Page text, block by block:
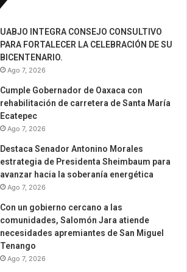
UABJO INTEGRA CONSEJO CONSULTIVO
PARA FORTALECER LA CELEBRACIÓN DE SU
BICENTENARIO.
Ago 7, 2026
Cumple Gobernador de Oaxaca con
rehabilitación de carretera de Santa María
Ecatepec
Ago 7, 2026
Destaca Senador Antonino Morales
estrategia de Presidenta Sheimbaum para
avanzar hacia la soberanía energética
Ago 7, 2026
Con un gobierno cercano a las
comunidades, Salomón Jara atiende
necesidades apremiantes de San Miguel
Tenango
Ago 7, 2026